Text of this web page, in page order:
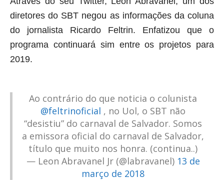
diretores do SBT negou as informações da coluna
do jornalista Ricardo Feltrin. Enfatizou que o
programa continuará sim entre os projetos para
2019.
Ao contrário do que noticia o colunista
@feltrinoficial , no Uol, o SBT não
“desistiu” do carnaval de Salvador. Somos
a emissora oficial do carnaval de Salvador,
título que muito nos honra. (continua..)
— Leon Abravanel Jr (@labravanel) 13 de
março de 2018